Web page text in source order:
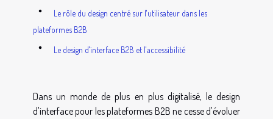
Le rôle du design centré sur l'utilisateur dans les
plateformes B2B
Le design d'interface B2B et l'accessibilité
Dans un monde de plus en plus digitalisé, le design
d'interface pour les plateformes B2B ne cesse d'évoluer